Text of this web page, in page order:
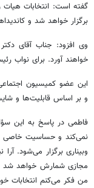
برگزار خواهد شد و
وی افزود: جناب آقای
خواهند آورد. برای نواب
این عضو کمیسیون
و بر اساس قابلیت‌ها و
فاطمی در پاسخ به این
نمی‌کند و حساسیت خاصی
وبیناری برگزار می‌شود.
مجازی شمارش خواهد شد
من فکر می‌کنم انتخابات